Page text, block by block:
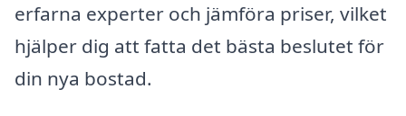
erfarna experter och jämföra priser, vilket
hjälper dig att fatta det bästa beslutet för
din nya bostad.